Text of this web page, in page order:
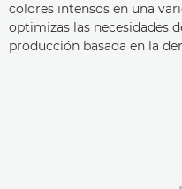
colores intensos en una
optimizas las necesidades
producción basada en la